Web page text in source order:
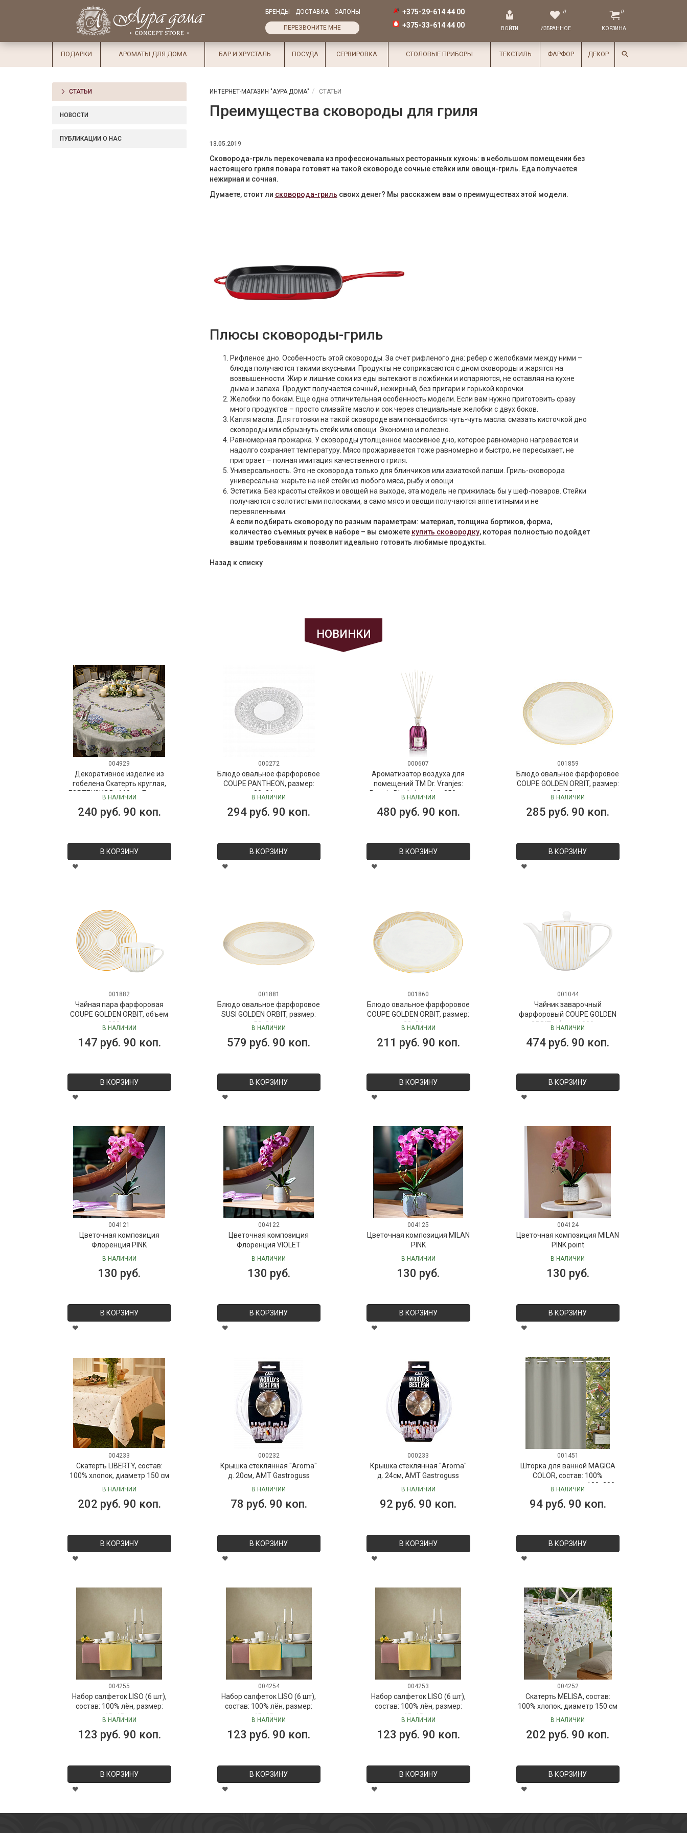
Избранное
×
СалоныДоставка
Оплата
Подарки
Ароматы
для дома
БРЕНДЫ ДОСТАВКА САЛОНЫ
ПЕРЕЗВОНИТЕ МНЕ
+375-29-614 44 00
+375-33-614 44 00
ВОЙТИ
0
ИЗБРАННОЕ
0
КОРЗИНА
ПОДАРКИ АРОМАТЫ ДЛЯ ДОМА БАР И ХРУСТАЛЬ ПОСУДА СЕРВИРОВКА СТОЛОВЫЕ ПРИБОРЫ ТЕКСТИЛЬ ФАРФОР ДЕКОР
СТАТЬИ
НОВОСТИ
ПУБЛИКАЦИИ О НАС
ИНТЕРНЕТ-МАГАЗИН "АУРА ДОМА" СТАТЬИ
Преимущества сковороды для гриля
13.05.2019
Сковорода-гриль перекочевала из профессиональных ресторанных кухонь: в небольшом помещении без
настоящего гриля повара готовят на такой сковороде сочные стейки или овощи-гриль. Еда получается
нежирная и сочная.
Думаете, стоит ли сковорода-гриль своих денег? Мы расскажем вам о преимуществах этой модели.
Плюсы сковороды-гриль
Рифленое дно. Особенность этой сковороды. За счет рифленого дна: ребер с желобками между ними –
блюда получаются такими вкусными. Продукты не соприкасаются с дном сковороды и жарятся на
возвышенности. Жир и лишние соки из еды вытекают в ложбинки и испаряются, не оставляя на кухне
дыма и запаха. Продукт получается сочный, нежирный, без пригари и горькой корочки.
Желобки по бокам. Еще одна отличительная особенность модели. Если вам нужно приготовить сразу
много продуктов – просто сливайте масло и сок через специальные желобки с двух боков.
Капля масла. Для готовки на такой сковороде вам понадобится чуть-чуть масла: смазать кисточкой дно
сковороды или сбрызнуть стейк или овощи. Экономно и полезно.
Равномерная прожарка. У сковороды утолщенное массивное дно, которое равномерно нагревается и
надолго сохраняет температуру. Мясо прожаривается тоже равномерно и быстро, не пересыхает, не
пригорает – полная имитация качественного гриля.
Универсальность. Это не сковорода только для блинчиков или азиатской лапши. Гриль-сковорода
универсальна: жарьте на ней стейк из любого мяса, рыбу и овощи.
Эстетика. Без красоты стейков и овощей на выходе, эта модель не прижилась бы у шеф-поваров. Стейки
получаются с золотистыми полосками, а само мясо и овощи получаются аппетитными и не
перевяленными.
А если подбирать сковороду по разным параметрам: материал, толщина бортиков, форма,
количество съемных ручек в наборе – вы сможете купить сковородку, которая полностью подойдет
вашим требованиям и позволит идеально готовить любимые продукты.
Назад к списку
НОВИНКИ
004929
Декоративное изделие из
гобелена Скатерть круглая,
ГОРТЕНЗИЯ D=160 см Бельгия
В НАЛИЧИИ
240 руб. 90 коп.
В КОРЗИНУ
000272
Блюдо овальное фарфоровое
COUPE PANTHEON, размер:
30х21 см
В НАЛИЧИИ
294 руб. 90 коп.
В КОРЗИНУ
000607
Ароматизатор воздуха для
помещений ТМ Dr. Vranjes:
Peonia Black Jasmine, 250 мл
Vranjes
В НАЛИЧИИ
480 руб. 90 коп.
В КОРЗИНУ
001859
Блюдо овальное фарфоровое
COUPE GOLDEN ORBIT, размер:
35х25 см
В НАЛИЧИИ
285 руб. 90 коп.
В КОРЗИНУ
001882
Чайная пара фарфоровая
COUPE GOLDEN ORBIT, объем
280 мл
В НАЛИЧИИ
147 руб. 90 коп.
В КОРЗИНУ
001881
Блюдо овальное фарфоровое
SUSI GOLDEN ORBIT, размер:
52х24 см
В НАЛИЧИИ
579 руб. 90 коп.
В КОРЗИНУ
001860
Блюдо овальное фарфоровое
COUPE GOLDEN ORBIT, размер:
30х21 см
В НАЛИЧИИ
211 руб. 90 коп.
В КОРЗИНУ
001044
Чайник заварочный
фарфоровый COUPE GOLDEN
ORBIT, объем 1000 мл
В НАЛИЧИИ
474 руб. 90 коп.
В КОРЗИНУ
004121
Цветочная композиция
Флоренция PINK
В НАЛИЧИИ
130 руб.
В КОРЗИНУ
004122
Цветочная композиция
Флоренция VIOLET
В НАЛИЧИИ
130 руб.
В КОРЗИНУ
004125
Цветочная композиция MILAN
PINK
В НАЛИЧИИ
130 руб.
В КОРЗИНУ
004124
Цветочная композиция MILAN
PINK point
В НАЛИЧИИ
130 руб.
В КОРЗИНУ
004233
Скатерть LIBERTY, состав:
100% хлопок, диаметр 150 см
В НАЛИЧИИ
202 руб. 90 коп.
В КОРЗИНУ
000232
Крышка стеклянная "Aroma"
д. 20см, AMT Gastroguss
В НАЛИЧИИ
78 руб. 90 коп.
В КОРЗИНУ
000233
Крышка стеклянная "Aroma"
д. 24см, AMT Gastroguss
В НАЛИЧИИ
92 руб. 90 коп.
В КОРЗИНУ
001451
Шторка для ванной MAGICA
COLOR, состав: 100%
полиэстер, размер: 180х200
В НАЛИЧИИ
94 руб. 90 коп.
В КОРЗИНУ
004255
Набор салфеток LISO (6 шт),
состав: 100% лён, размер:
45х45 см
В НАЛИЧИИ
123 руб. 90 коп.
В КОРЗИНУ
004254
Набор салфеток LISO (6 шт),
состав: 100% лён, размер:
45х45 см
В НАЛИЧИИ
123 руб. 90 коп.
В КОРЗИНУ
004253
Набор салфеток LISO (6 шт),
состав: 100% лён, размер:
45х45 см
В НАЛИЧИИ
123 руб. 90 коп.
В КОРЗИНУ
004252
Скатерть MELISA, состав:
100% хлопок, диаметр 150 см
В НАЛИЧИИ
202 руб. 90 коп.
В КОРЗИНУ